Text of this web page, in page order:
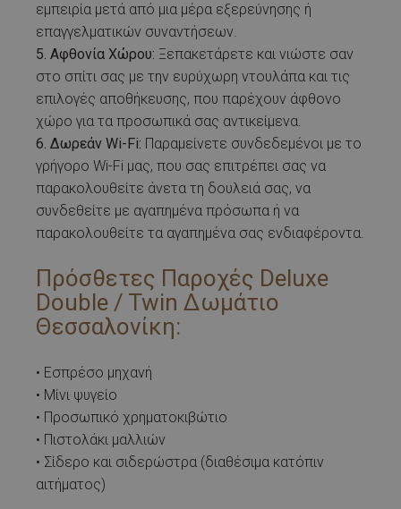
εμπειρία μετά από μια μέρα εξερεύνησης ή
επαγγελματικών συναντήσεων.
5. Αφθονία Χώρου: Ξεπακετάρετε και νιώστε σαν
στο σπίτι σας με την ευρύχωρη ντουλάπα και τις
επιλογές αποθήκευσης, που παρέχουν άφθονο
χώρο για τα προσωπικά σας αντικείμενα.
6. Δωρεάν Wi-Fi: Παραμείνετε συνδεδεμένοι με το
γρήγορο Wi-Fi μας, που σας επιτρέπει σας να
παρακολουθείτε άνετα τη δουλειά σας, να
συνδεθείτε με αγαπημένα πρόσωπα ή να
παρακολουθείτε τα αγαπημένα σας ενδιαφέροντα.
Πρόσθετες Παροχές Deluxe
Double / Twin Δωμάτιο
Θεσσαλονίκη:
• Eσπρέσο μηχανή
• Μίνι ψυγείο
• Προσωπικό χρηματοκιβώτιο
• Πιστολάκι μαλλιών
• Σίδερο και σιδερώστρα (διαθέσιμα κατόπιν
αιτήματος)